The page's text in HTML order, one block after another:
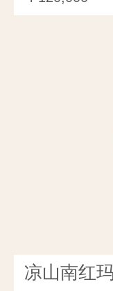
凉山南红